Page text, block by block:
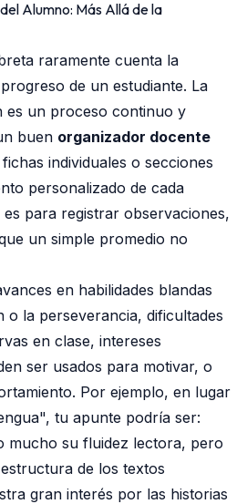
Alumno: Más Allá de la
raramente cuenta la
de un estudiante. La
es un proceso continuo y
buen organizador docente
individuales o secciones
personalizado de cada
para registrar observaciones,
un simple promedio no
en habilidades blandas
la perseverancia, dificultades
en clase, intereses
ser usados para motivar, o
Por ejemplo, en lugar
tu apunte podría ser:
mucho su fluidez lectora, pero
de los textos
gran interés por las historias